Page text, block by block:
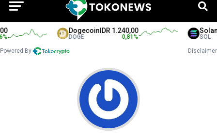
DogecoinIDR 1.240,00
DOGE 0,81%
Solana
SOL
Powered By Disclaimer